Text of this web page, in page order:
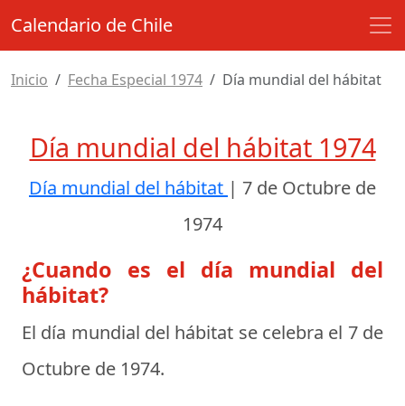
Calendario de Chile
Inicio Fecha Especial 1974 Día mundial del hábitat
Día mundial del hábitat 1974
Día mundial del hábitat | 7 de Octubre de
1974
¿Cuando es el día mundial del
hábitat?
El día mundial del hábitat se celebra el 7 de
Octubre de 1974.